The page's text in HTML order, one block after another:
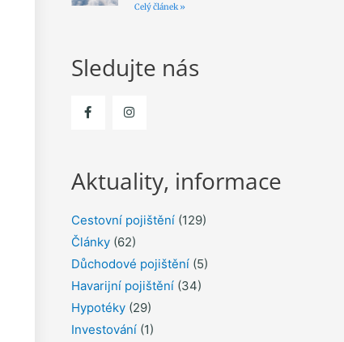
Celý článek »
Sledujte nás
Aktuality, informace
Cestovní pojištění(129)
Články(62)
Důchodové pojištění(5)
Havarijní pojištění(34)
Hypotéky(29)
Investování(1)